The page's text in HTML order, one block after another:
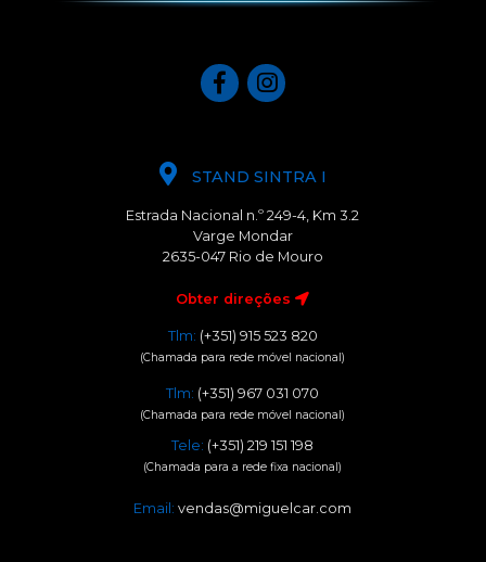
STAND SINTRA I
Estrada Nacional n.º 249-4, Km 3.2
Varge Mondar
2635-047 Rio de Mouro
Obter direções
Tlm: (+351) 915 523 820
(Chamada para rede móvel nacional)
Tlm: (+351) 967 031 070
(Chamada para rede móvel nacional)
Tele: (+351) 219 151 198
(Chamada para a rede fixa nacional)
Email: vendas@miguelcar.com